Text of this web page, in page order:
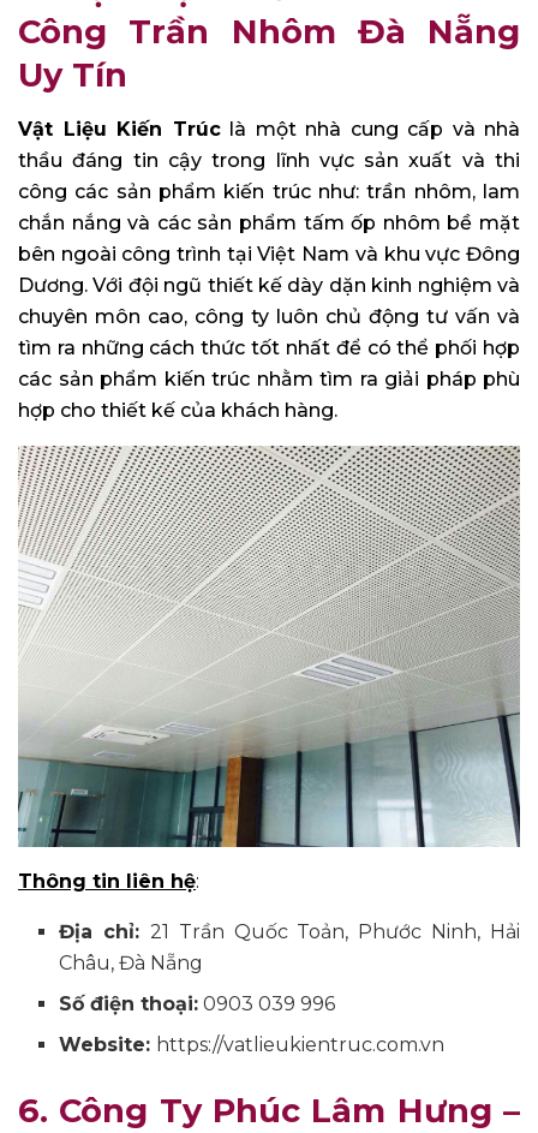
Công Trần Nhôm Đà Nẵng
Uy Tín
Vật Liệu Kiến Trúclà một nhà cung cấp và nhà
thầu đáng tin cậy trong lĩnh vực sản xuất và thi
công các sản phẩm kiến trúc như: trần nhôm, lam
chắn nắng và các sản phẩm tấm ốp nhôm bề mặt
bên ngoài công trình tại Việt Nam và khu vực Đông
Dương. Với đội ngũ thiết kế dày dặn kinh nghiệm và
chuyên môn cao, công ty luôn chủ động tư vấn và
tìm ra những cách thức tốt nhất để có thể phối hợp
các sản phẩm kiến trúc nhằm tìm ra giải pháp phù
hợp cho thiết kế của khách hàng.
Thông tin liên hệ:
Địa chỉ: 21 Trần Quốc Toản, Phước Ninh, Hải
Châu, Đà Nẵng
Số điện thoại: 0903 039 996
Website: https://vatlieukientruc.com.vn
6. Công Ty Phúc Lâm Hưng –